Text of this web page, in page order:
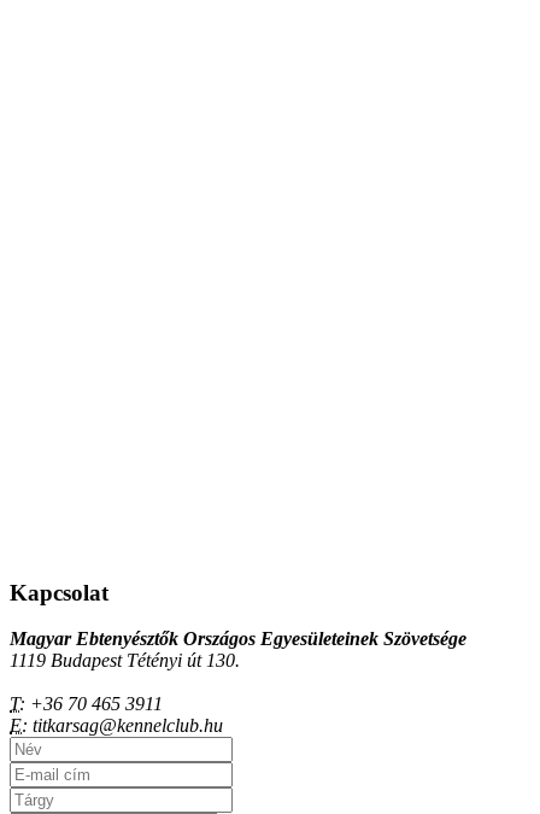
Kapcsolat
Magyar Ebtenyésztők Országos Egyesületeinek Szövetsége
1119 Budapest Tétényi út 130.
T: +36 70 465 3911
E: titkarsag@kennelclub.hu